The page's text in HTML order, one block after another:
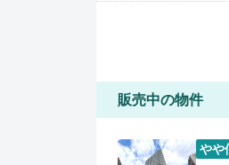
販売中の物件
やや